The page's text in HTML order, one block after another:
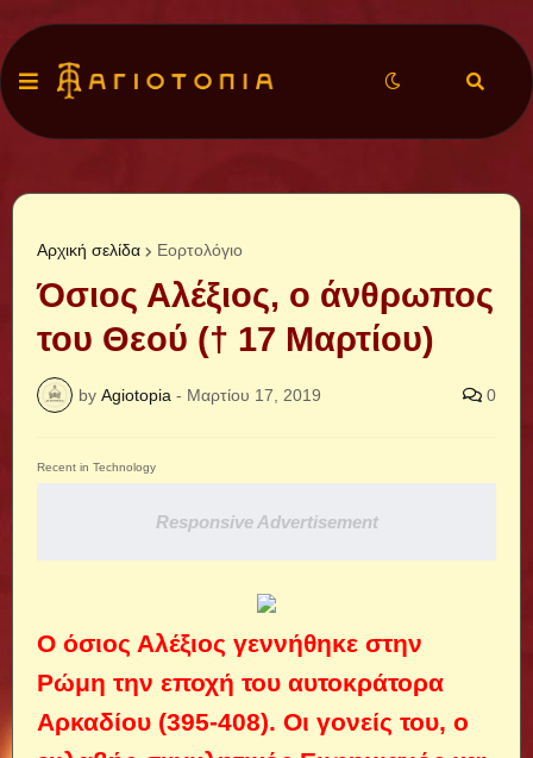
Αρχική σελίδα Εορτολόγιο
Όσιος Αλέξιος, ο άνθρωπος
του Θεού († 17 Μαρτίου)
by Agiotopia - Μαρτίου 17, 2019 0
Recent in Technology
Responsive Advertisement
Ο όσιος Αλέξιος γεννήθηκε στην
Ρώμη την εποχή του αυτοκράτορα
Αρκαδίου (395-408). Οι γονείς του, ο